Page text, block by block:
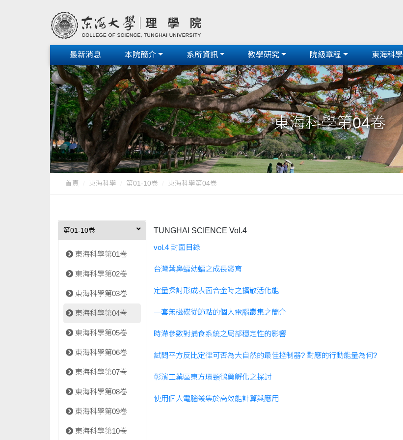
最新消息 本院簡介 系所資訊 教學研究 院級章程 東海科學
東海科學第04卷
首頁 東海科學 第01-10卷 東海科學第04卷
第01-10卷
東海科學第01卷
東海科學第02卷
東海科學第03卷
東海科學第04卷
東海科學第05卷
東海科學第06卷
東海科學第07卷
東海科學第08卷
東海科學第09卷
東海科學第10卷
TUNGHAI SCIENCE Vol.4
vol.4 封面目錄
台灣葉鼻蝠幼蝠之成長發育
定量探討形成表面合金時之擴散活化能
一套無磁碟從節點的個人電腦叢集之簡介
時滯參數對捕食系統之局部穩定性的影響
試問平方反比定律可否為大自然的最佳控制器? 對應的行動能量為何?
彰濱工業區東方環頸鴴巢孵化之探討
使用個人電腦叢集於高效能計算與應用